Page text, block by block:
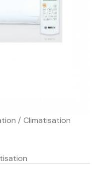
Climatisation